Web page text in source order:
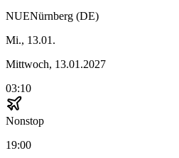
NUENürnberg (DE)
Mi., 13.01.
Mittwoch, 13.01.2027
03:10
Nonstop
19:00